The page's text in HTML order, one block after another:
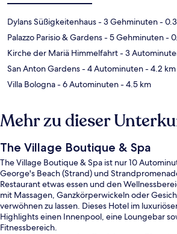
Dylans Süßigkeitenhaus- 3 Gehminuten-
Palazzo Parisio & Gardens- 5 Gehminuten-
Kirche der Mariä Himmelfahrt- 3
San Anton Gardens- 4 Autominuten- 4.2 km
Villa Bologna- 6 Autominuten- 4.5 km
Mehr zu dieser
The Village Boutique & Spa
The Village Boutique & Spa ist nur 10
George's Beach (Strand) und
Restaurant etwas essen und den
mit Massagen, Ganzkörperwickeln oder
verwöhnen zu lassen. Dieses Hotel im
Highlights einen Innenpool, eine Loungebar
Fitnessbereich.